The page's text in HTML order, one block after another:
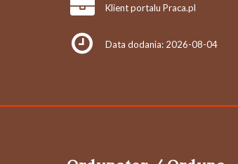
Klient portalu Praca.pl
Data dodania: 2026-08-04